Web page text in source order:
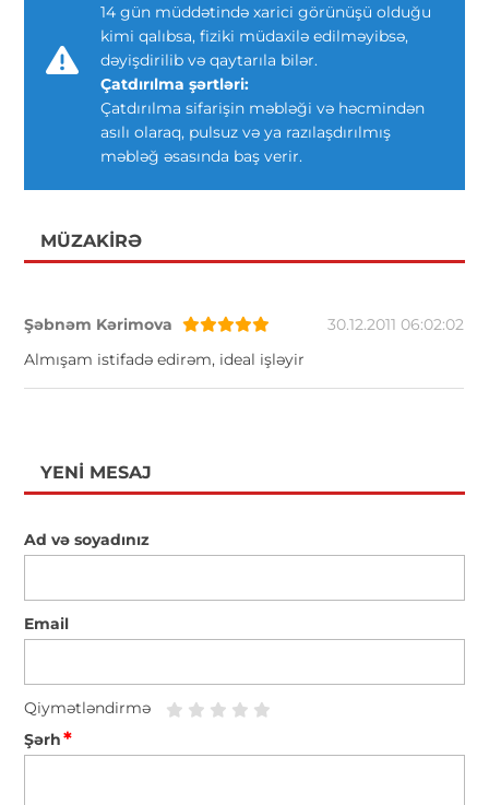
14 gün müddətində xarici görünüşü olduğu
kimi qalıbsa, fiziki müdaxilə edilməyibsə,
dəyişdirilib və qaytarıla bilər.
Çatdırılma şərtləri:
Çatdırılma sifarişin məbləği və həcmindən
asılı olaraq, pulsuz və ya razılaşdırılmış
məbləğ əsasında baş verir.
MÜZAKIRƏ
Şəbnəm Kərimova
30.12.2011 06:02:02
Almışam istifadə edirəm, ideal işləyir
YENI MESAJ
Ad və soyadınız
Email
Qiymətləndirmə
Şərh*